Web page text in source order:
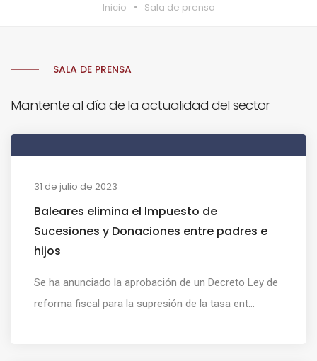
Inicio Sala de prensa
SALA DE PRENSA
Mantente al día de la actualidad del sector
31 de julio de 2023
Baleares elimina el Impuesto de
Sucesiones y Donaciones entre padres e
hijos
Se ha anunciado la aprobación de un Decreto Ley de
reforma fiscal para la supresión de la tasa ent...